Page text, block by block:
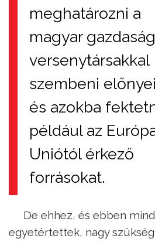
meghatározni a
magyar gazdaság
versenytársakkal
szembeni
és azokba
például az
Uniótól érkező
forrásokat.
De ehhez, és ebben
egyetértettek, nagy